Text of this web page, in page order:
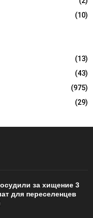
(10)
(13)
(43)
(975)
(29)
за хищение 3
для переселенцев